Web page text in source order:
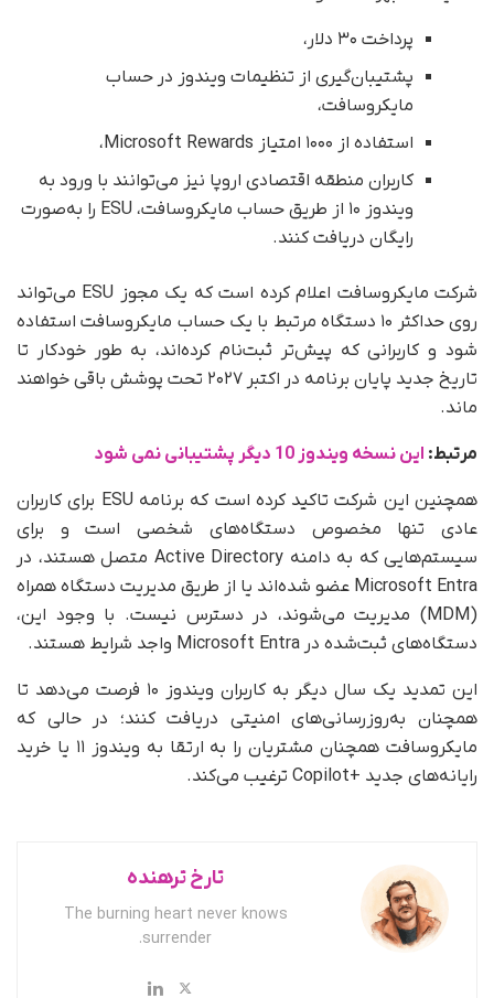
پرداخت ۳۰ دلار،
پشتیبان‌گیری از تنظیمات ویندوز در حساب
مایکروسافت،
استفاده از ۱۰۰۰ امتیاز Microsoft Rewards،
کاربران منطقه اقتصادی اروپا نیز می‌توانند با ورود به
ویندوز ۱۰ از طریق حساب مایکروسافت، ESU را به‌صورت
رایگان دریافت کنند.
شرکت مایکروسافت اعلام کرده است که یک مجوز ESU می‌تواند
روی حداکثر ۱۰ دستگاه مرتبط با یک حساب مایکروسافت استفاده
شود و کاربرانی که پیش‌تر ثبت‌نام کرده‌اند، به‌ طور خودکار تا
تاریخ جدید پایان برنامه در اکتبر ۲۰۲۷ تحت پوشش باقی خواهند
ماند.
مرتبط: این نسخه ویندوز 10 دیگر پشتیبانی نمی شود
همچنین این شرکت تاکید کرده است که برنامه ESU برای کاربران
عادی تنها مخصوص دستگاه‌های شخصی است و برای
سیستم‌هایی که به دامنه Active Directory متصل هستند، در
Microsoft Entra عضو شده‌اند یا از طریق مدیریت دستگاه همراه
(MDM) مدیریت می‌شوند، در دسترس نیست. با وجود این،
دستگاه‌های ثبت‌شده در Microsoft Entra واجد شرایط هستند.
این تمدید یک سال دیگر به کاربران ویندوز ۱۰ فرصت می‌دهد تا
همچنان به‌روزرسانی‌های امنیتی دریافت کنند؛ در حالی که
مایکروسافت همچنان مشتریان را به ارتقا به ویندوز ۱۱ یا خرید
رایانه‌های جدید +Copilot ترغیب می‌کند.
تارخ ترهنده
The burning heart never knows
surrender.